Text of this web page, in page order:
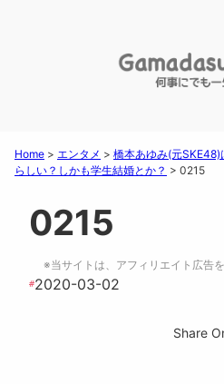
Home > エンタメ > 橋本あゆみ(元
らしい？しかも学生結婚とか？ > 0215
0215
※当サイトは、アフィリエイト広告
#2020-03-02
Share